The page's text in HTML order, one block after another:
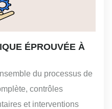
ÉPROUVÉE À
du processus de
contrôles
et interventions